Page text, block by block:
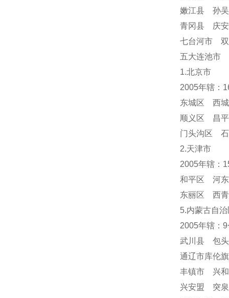
嫩江县 孙
青冈县 庆
七台河市
五大连池市
1.北京市
2005年辖：
东城区 西
顺义区 昌
门头沟区
2.天津市
2005年辖：
和平区 河
东丽区 西
5.内蒙古自治
2005年辖：
武川县 包
通辽市库
丰镇市 兴
兴安盟 突